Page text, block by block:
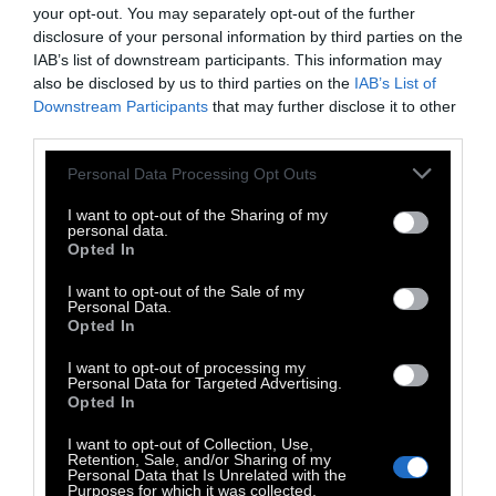
your opt-out. You may separately opt-out of the further
disclosure of your personal information by third parties on the
IAB’s list of downstream participants. This information may
also be disclosed by us to third parties on the IAB’s List of
Downstream Participants that may further disclose it to other
Personal Data Processing Opt Outs
I want to opt-out of the Sharing of my
personal data.
Opted In
I want to opt-out of the Sale of my
Personal Data.
Opted In
I want to opt-out of processing my
Personal Data for Targeted Advertising.
Opted In
I want to opt-out of Collection, Use,
Retention, Sale, and/or Sharing of my
Personal Data that Is Unrelated with the
Purposes for which it was collected.
Παιδεία είναι το να προστατεύουν τα χέρια
Παιδεία είναι το πόσο μπορούμε να έρθουμε
απέναντι στο σύστημα και στους
συστημικούς, παιδεία είναι η γενναιότητα και
η ευθύνη.
Παιδεία είναι το να διαλέγεις τον δύσκολο